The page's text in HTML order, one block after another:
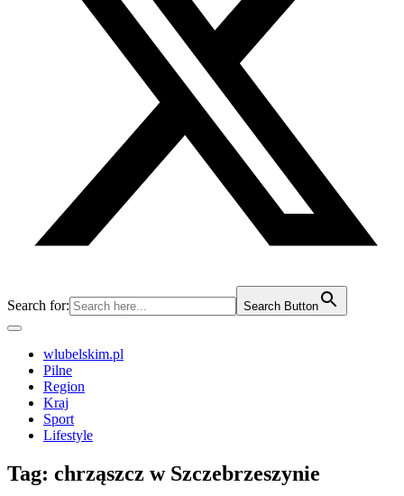
Search for: Search Button
wlubelskim.pl
Pilne
Region
Kraj
Sport
Lifestyle
Tag: chrząszcz w Szczebrzeszynie